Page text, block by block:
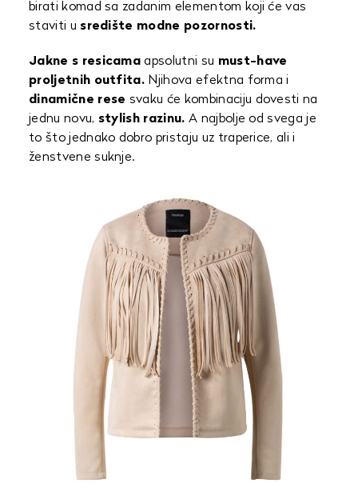
birati komad sa zadanim elementom koji će vas
staviti u središte modne pozornosti.
Jakne s resicama apsolutni su must-have
proljetnih outfita. Njihova efektna forma i
dinamične rese svaku će kombinaciju dovesti na
jednu novu, stylish razinu. A najbolje od svega je
to što jednako dobro pristaju uz traperice, ali i
ženstvene suknje.